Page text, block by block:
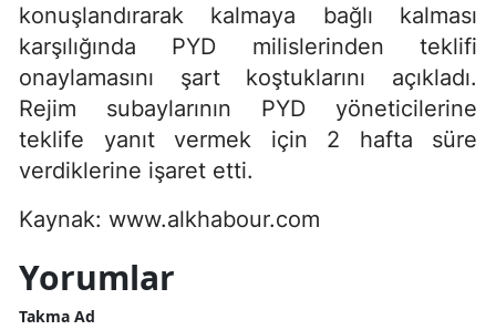
konuşlandırarak kalmaya bağlı kalması
karşılığında PYD milislerinden teklifi
onaylamasını şart koştuklarını açıkladı.
Rejim subaylarının PYD yöneticilerine
teklife yanıt vermek için 2 hafta süre
verdiklerine işaret etti.
Kaynak: www.alkhabour.com
Yorumlar
Takma Ad